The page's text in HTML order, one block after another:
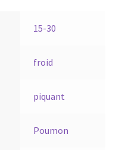
15-30
froid
piquant
Poumon